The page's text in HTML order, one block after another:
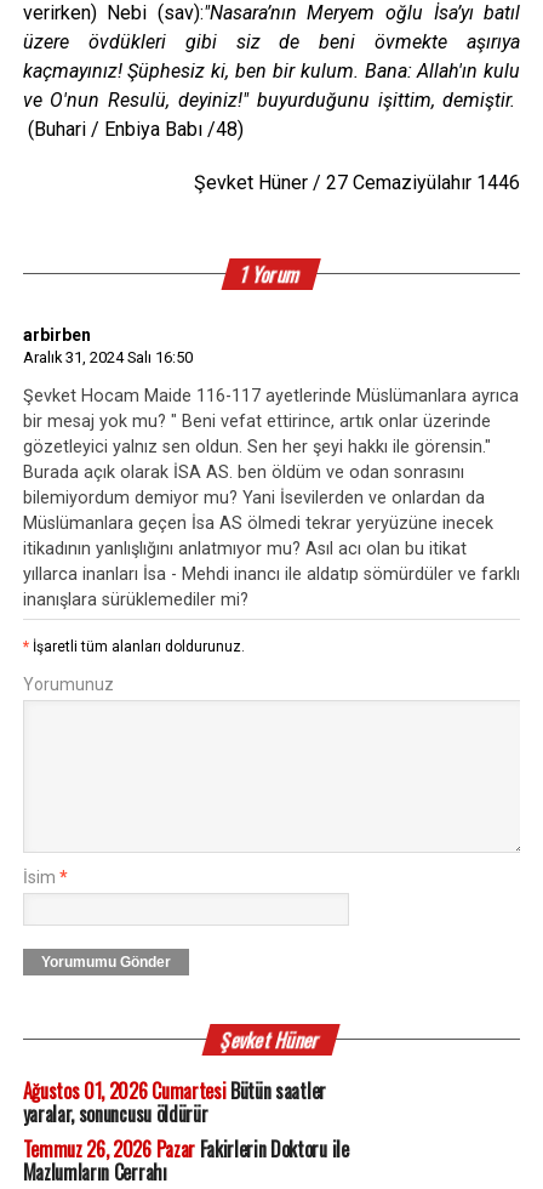
verirken) Nebi (sav):"Nasara’nın Meryem oğlu İsa’yı batıl
üzere övdükleri gibi siz de beni övmekte aşırıya
kaçmayınız! Şüphesiz ki, ben bir kulum. Bana: Allah'ın kulu
ve O'nun Resulü, deyiniz!" buyurduğunu işittim, demiştir.
(Buhari / Enbiya Babı /48)
Şevket Hüner / 27 Cemaziyülahır 1446
1 Yorum
arbirben
Aralık 31, 2024 Salı 16:50
Şevket Hocam Maide 116-117 ayetlerinde Müslümanlara ayrıca
bir mesaj yok mu? " Beni vefat ettirince, artık onlar üzerinde
gözetleyici yalnız sen oldun. Sen her şeyi hakkı ile görensin."
Burada açık olarak İSA AS. ben öldüm ve odan sonrasını
bilemiyordum demiyor mu? Yani İsevilerden ve onlardan da
Müslümanlara geçen İsa AS ölmedi tekrar yeryüzüne inecek
itikadının yanlışlığını anlatmıyor mu? Asıl acı olan bu itikat
yıllarca inanları İsa - Mehdi inancı ile aldatıp sömürdüler ve farklı
inanışlara sürüklemediler mi?
* İşaretli tüm alanları doldurunuz.
Yorumunuz
İsim *
Yorumumu Gönder
Şevket Hüner
Ağustos 01, 2026 CumartesiBütün saatler
yaralar, sonuncusu öldürür
Temmuz 26, 2026 PazarFakirlerin Doktoru ile
Mazlumların Cerrahı